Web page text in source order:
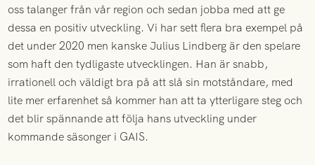
oss talanger från vår region och sedan jobba med att ge
dessa en positiv utveckling. Vi har sett flera bra exempel på
det under 2020 men kanske Julius Lindberg är den spelare
som haft den tydligaste utvecklingen. Han är snabb,
irrationell och väldigt bra på att slå sin motståndare, med
lite mer erfarenhet så kommer han att ta ytterligare steg och
det blir spännande att följa hans utveckling under
kommande säsonger i GAIS.